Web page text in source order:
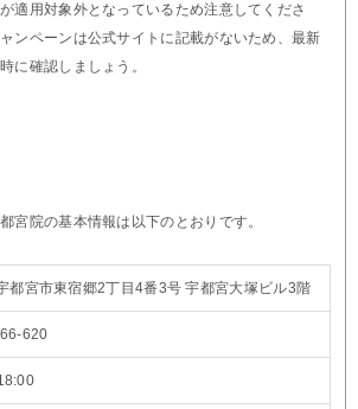
適用対象外となっているため注意してくださ
ンペーンは公式サイトに記載がないため、最新
に確認しましょう。
宮院の基本情報は以下のとおりです。
都宮市東宿郷2丁目4番3号 宇都宮大塚ビル3階
620